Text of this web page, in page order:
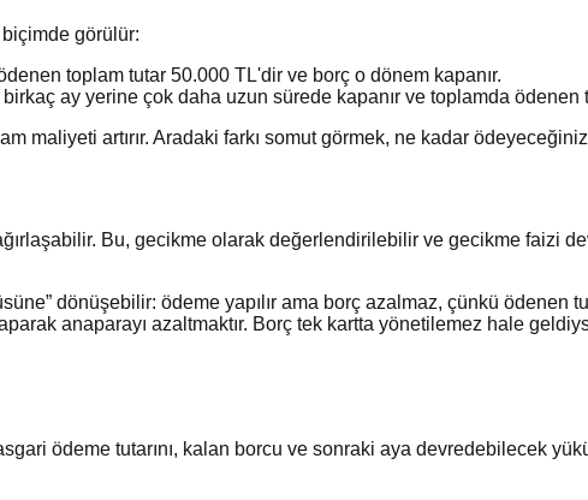
görülür:
toplam tutar 50.000 TL'dir ve borç o dönem kapanır.
ay yerine çok daha uzun sürede kapanır ve toplamda
maliyeti artırır. Aradaki farkı somut görmek, ne kadar
Bu, gecikme olarak değerlendirilebilir ve gecikme faizi
dönüşebilir: ödeme yapılır ama borç azalmaz, çünkü ödenen
anaparayı azaltmaktır. Borç tek kartta yönetilemez hale
ödeme tutarını, kalan borcu ve sonraki aya devredebilecek